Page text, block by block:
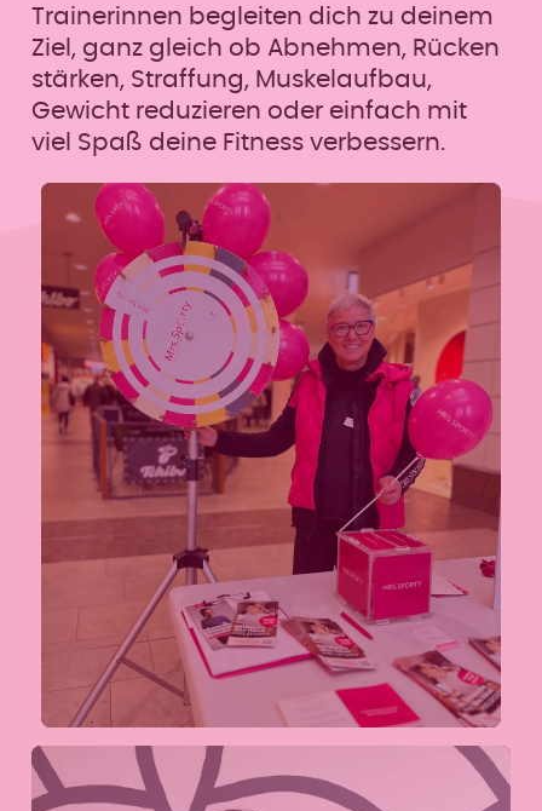
Trainerinnen begleiten dich zu deinem
Ziel, ganz gleich ob Abnehmen, Rücken
stärken, Straffung, Muskelaufbau,
Gewicht reduzieren oder einfach mit
viel Spaß deine Fitness verbessern.